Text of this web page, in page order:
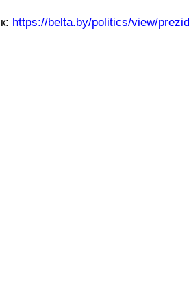
https://belta.by/politics/view/